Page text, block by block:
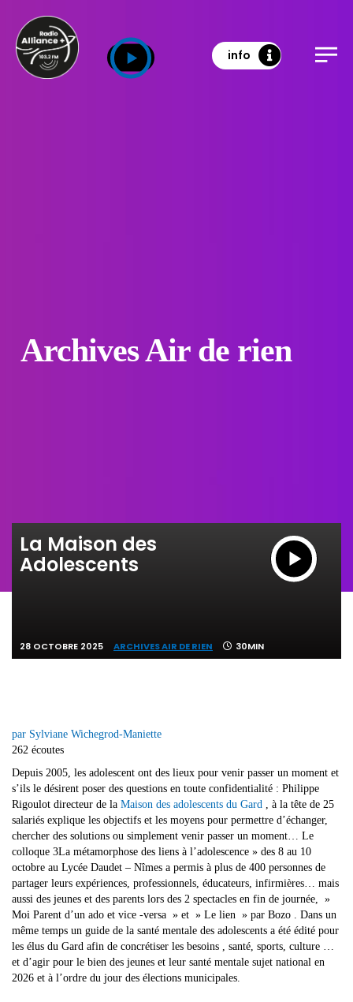
info
Archives Air de rien
La Maison des
Adolescents
28 OCTOBRE 2025 ARCHIVES AIR DE RIEN 30MIN
par Sylviane Wichegrod-Maniette
262 écoutes
Depuis 2005, les adolescent ont des lieux pour venir passer un moment et
s’ils le désirent poser des questions en toute confidentialité : Philippe
Rigoulot directeur de la Maison des adolescents du Gard , à la tête de 25
salariés explique les objectifs et les moyens pour permettre d’échanger,
chercher des solutions ou simplement venir passer un moment… Le
colloque 3La métamorphose des liens à l’adolescence » des 8 au 10
octobre au Lycée Daudet – Nîmes a permis à plus de 400 personnes de
partager leurs expériences, professionnels, éducateurs, infirmières… mais
aussi des jeunes et des parents lors des 2 spectacles en fin de journée, »
Moi Parent d’un ado et vice -versa » et » Le lien » par Bozo . Dans un
même temps un guide de la santé mentale des adolescents a été édité pour
les élus du Gard afin de concrétiser les besoins , santé, sports, culture …
et d’agir pour le bien des jeunes et leur santé mentale sujet national en
2026 et à l’ordre du jour des élections municipales.